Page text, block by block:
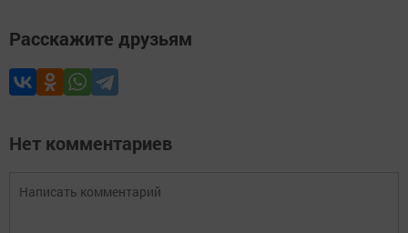
Расскажите друзьям
Нет комментариев